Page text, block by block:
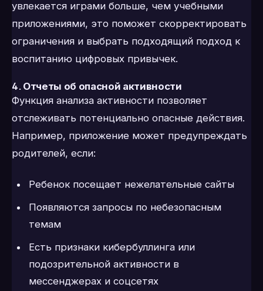
увлекается играми больше, чем учебными
приложениями, это поможет скорректировать
ограничения и выбрать подходящий подход к
воспитанию цифровых привычек.
4. Отчеты об опасной активности
Функция анализа активности позволяет
отслеживать потенциально опасные действия.
Например, приложение может предупреждать
родителей, если:
Ребенок посещает нежелательные сайты
Появляются запросы по небезопасным
темам
Есть признаки кибербуллинга или
подозрительной активности в
мессенджерах и соцсетях